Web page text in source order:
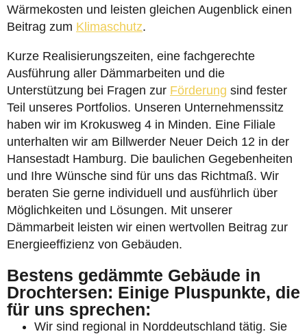
Wärmekosten und leisten gleichen Augenblick einen
Beitrag zum Klimaschutz.
Kurze Realisierungszeiten, eine fachgerechte
Ausführung aller Dämmarbeiten und die
Unterstützung bei Fragen zur Förderung sind fester
Teil unseres Portfolios. Unseren Unternehmenssitz
haben wir im Krokusweg 4 in Minden. Eine Filiale
unterhalten wir am Billwerder Neuer Deich 12 in der
Hansestadt Hamburg. Die baulichen Gegebenheiten
und Ihre Wünsche sind für uns das Richtmaß. Wir
beraten Sie gerne individuell und ausführlich über
Möglichkeiten und Lösungen. Mit unserer
Dämmarbeit leisten wir einen wertvollen Beitrag zur
Energieeffizienz von Gebäuden.
Bestens gedämmte Gebäude in
Drochtersen: Einige Pluspunkte, die
für uns sprechen:
Wir sind regional in Norddeutschland tätig. Sie